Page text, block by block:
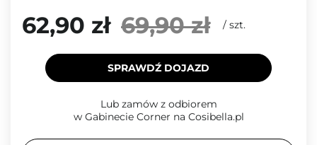
62,90 zł 69,90 zł / szt.
SPRAWDŹ DOJAZD
Lub zamów z odbiorem
w Gabinecie Corner na Cosibella.pl